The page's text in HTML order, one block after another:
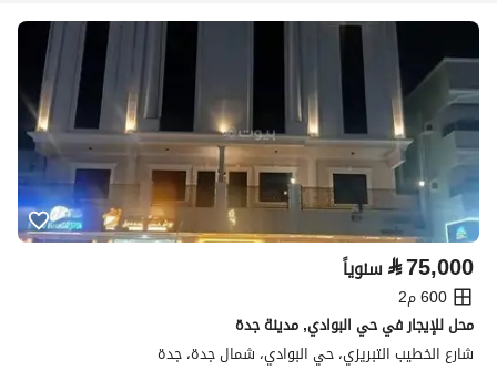
⃁75,000 سنوياً
600 م2
محل للإيجار في حي البوادي, مدينة جدة
شارع الخطيب التبريزي، حي البوادي، شمال جدة، جدة